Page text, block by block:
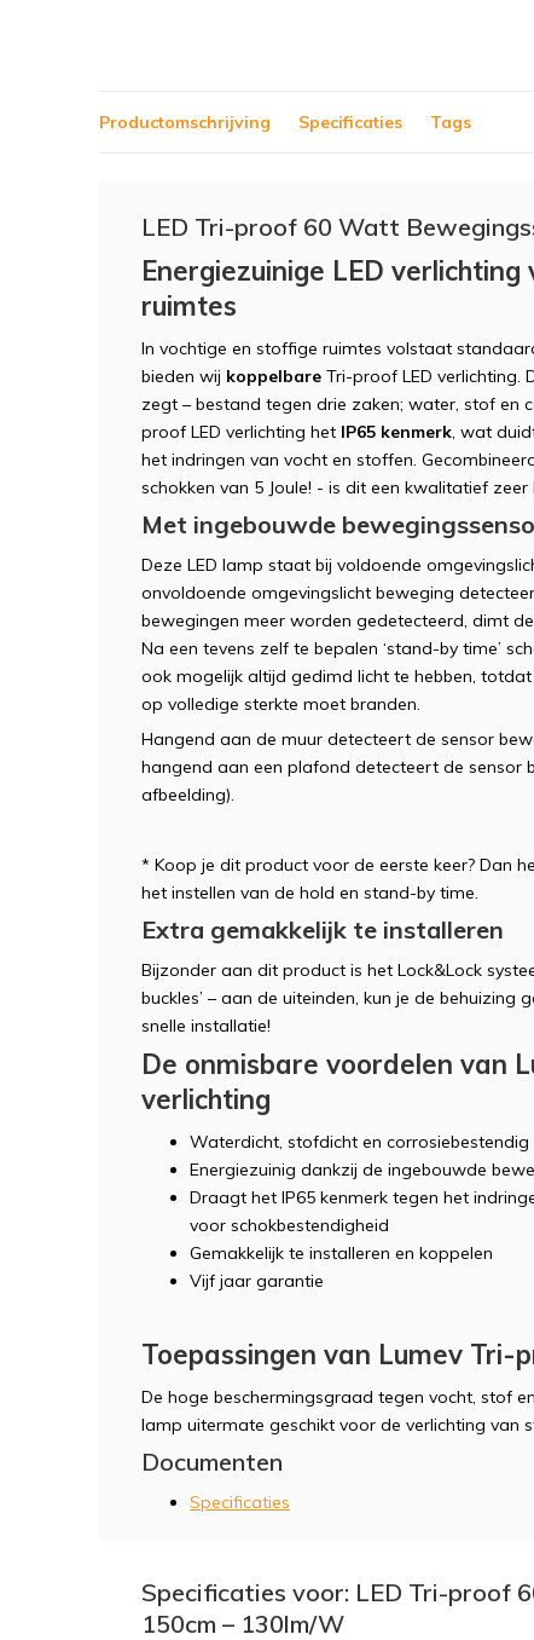
Productomschrijving Specificaties Tags
LED Tri-proof 60 Watt
Energiezuinige LED
ruimtes
In vochtige en stoffige ruimtes volstaat
bieden wij koppelbare Tri-proof LED verlichting.
zegt – bestand tegen drie zaken; water, stof en
proof LED verlichting het IP65 kenmerk, wat
het indringen van vocht en stoffen.
schokken van 5 Joule! - is dit een kwalitatief
Met ingebouwde
Deze LED lamp staat bij voldoende
onvoldoende omgevingslicht beweging
bewegingen meer worden gedetecteerd, dimt
Na een tevens zelf te bepalen ‘stand-by time’
ook mogelijk altijd gedimd licht te hebben,
op volledige sterkte moet branden.
Hangend aan de muur detecteert de sensor
hangend aan een plafond detecteert de sensor
afbeelding).
* Koop je dit product voor de eerste keer? Dan
het instellen van de hold en stand-by time.
Extra gemakkelijk te installeren
Bijzonder aan dit product is het Lock&Lock
buckles’ – aan de uiteinden, kun je de behuizing
snelle installatie!
De onmisbare voordelen van
verlichting
Waterdicht, stofdicht en corrosiebestendig
Energiezuinig dankzij de ingebouwde
Draagt het IP65 kenmerk tegen het
voor schokbestendigheid
Gemakkelijk te installeren en koppelen
Vijf jaar garantie
Toepassingen van Lumev Tri-
De hoge beschermingsgraad tegen vocht, stof
lamp uitermate geschikt voor de verlichting van
Documenten
Specificaties
Specificaties voor: LED Tri-proof
150cm – 130lm/W